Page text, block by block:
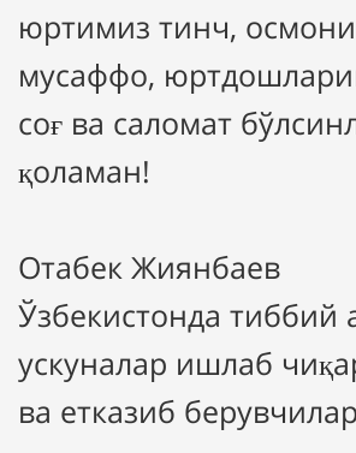
юртимиз тинч,
мусаффо,
соғ ва саломат
қоламан!
Отабек Жиянбаев
Ўзбекистонда тиббий
ускуналар ишлаб
ва етказиб